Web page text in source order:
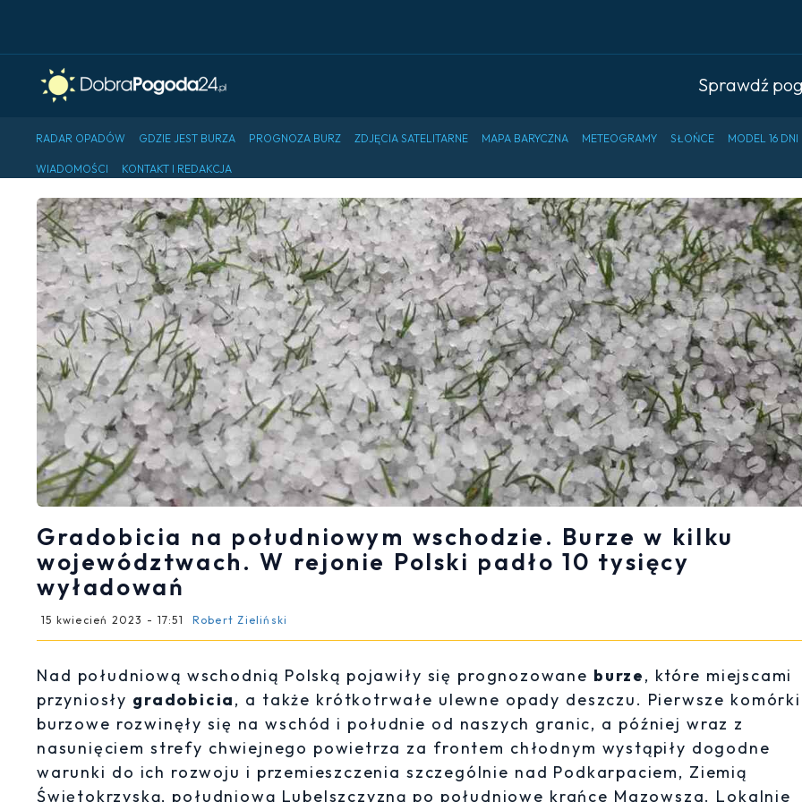
Sprawdź
RADAR OPADÓW GDZIE JEST BURZA PROGNOZA BURZ ZDJĘCIA SATELITARNE MAPA BARYCZNA METEOGRAMY SŁOŃCE MODEL 16 DNI
WIADOMOŚCI KONTAKT I REDAKCJA
Gradobicia na południowym wschodzie. Burze w kilku
województwach. W rejonie Polski padło 10 tysięcy
wyładowań
15 kwiecień 2023 - 17:51 Robert Zieliński
Nad południową wschodnią Polską pojawiły się prognozowane burze, które miejscami
przyniosły gradobicia, a także krótkotrwałe ulewne opady deszczu. Pierwsze komórki
burzowe rozwinęły się na wschód i południe od naszych granic, a później wraz z
nasunięciem strefy chwiejnego powietrza za frontem chłodnym wystąpiły dogodne
warunki do ich rozwoju i przemieszczenia szczególnie nad Podkarpaciem, Ziemią
Świętokrzyską, południową Lubelszczyzną po południowe krańce Mazowsza. Lokalnie